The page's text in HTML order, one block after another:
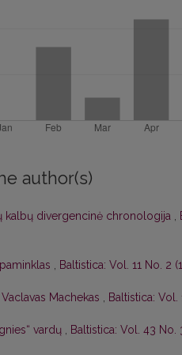
author(s)
kalbų divergencinė chronologija ,
, Baltistica: Vol. 11 No. 2
Vaclavas Machekas , Baltistica: Vol.
vardų , Baltistica: Vol. 43 No.